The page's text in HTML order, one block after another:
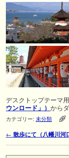
デスクトップテーマ用
ウンロード」） から
カテゴリー: 未分類
投稿ナビゲーション
← 散歩にて（八幡川河